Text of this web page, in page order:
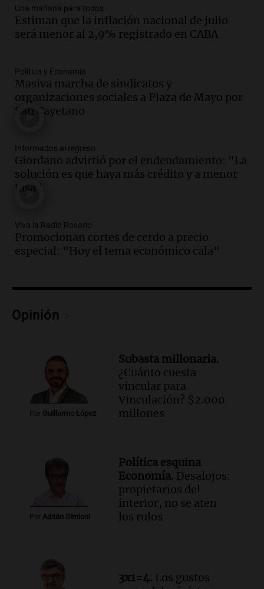
Una mañana para todos
Episodios
El orgullo y el sueño argentino de
Vargas en 2007
Una mañana para todos
Episodios
Audio.El abuelo de Agostina Vega, tras
todos tenían algo que ver"
Una mañana para todos
Episodios
Audio.
Una mañana para todos
Episodios
para poder seguir viviend
Una mañana para todos
Episodios
Audio.
Estiman que la inflación nacional
de julio será menor al 2,9% registrado
Audio. Altas Cumbres: rescataron a una
cabra que llevaba ocho días atrapada en
Una mañana para todos
con Jujuy
Panorama Federal
Una mañana para todos
Estiman que la inflación nacional de julio
será menor al 2,9% registrado en CABA
Política y Economía
Masiva marcha de sindicatos y
organizaciones sociales a Plaza de Mayo por
San Cayetano
Informados al regreso
Giordano advirtió por el endeudamiento: "La
solución es que haya más crédito y a menor
tasa"
Viva la Radio Rosario
Promocionan cortes de cerdo a precio
especial: "Hoy el tema económico cala"
Opinión
Por Guillermo López
Subasta millonaria.
¿Cuánto cuesta
vincular para
Vinculación? $2.000
millones
Por Adrián Simioni
Política esquina
Economía. Desalojos:
propietarios del
interior, no se aten
los rulos
3x1=4. Los gustos